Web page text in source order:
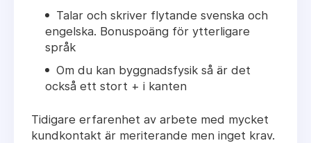
Talar och skriver flytande svenska och
engelska. Bonuspoäng för ytterligare
språk
Om du kan byggnadsfysik så är det
också ett stort + i kanten
Tidigare erfarenhet av arbete med mycket
kundkontakt är meriterande men inget krav.